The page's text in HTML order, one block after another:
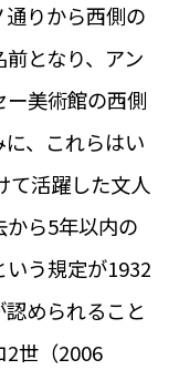
りから西側の
となり、アン
ー美術館の西側
、これらはい
て活躍した文人
ら5年以内の
う規定が1932
められること
2世（2006